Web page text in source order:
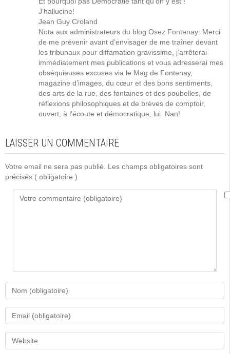
J’hallucine!
Jean Guy Croland
Nota aux administrateurs du blog Osez Fontenay: Merci
de me prévenir avant d’envisager de me traîner devant
les tribunaux pour diffamation gravissime, j’arrêterai
immédiatement mes publications et vous adresserai mes
obséquieuses excuses via le Mag de Fontenay,
magazine d’images, du cœur et des bons sentiments,
des arts de la rue, des fontaines et des poubelles, de
réflexions philosophiques et de brèves de comptoir,
ouvert, à l’écoute et démocratique, lui. Nan!
LAISSER UN COMMENTAIRE
Votre email ne sera pas publié. Les champs obligatoires sont
précisés ( obligatoire )